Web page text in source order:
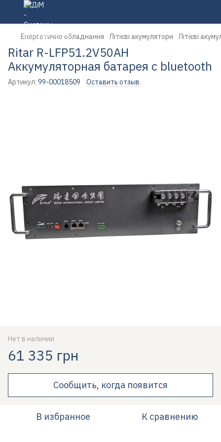
Енергетичне обладнання Літієві акумулятори Літієві
Ritar R-LFP51.2V50AH
Аккумуляторная батарея с bluetooth
Артикул: 99-00018509 Оставить отзыв
Нет в наличии
61 335 грн
Сообщить, когда появится
В избранное К сравнению